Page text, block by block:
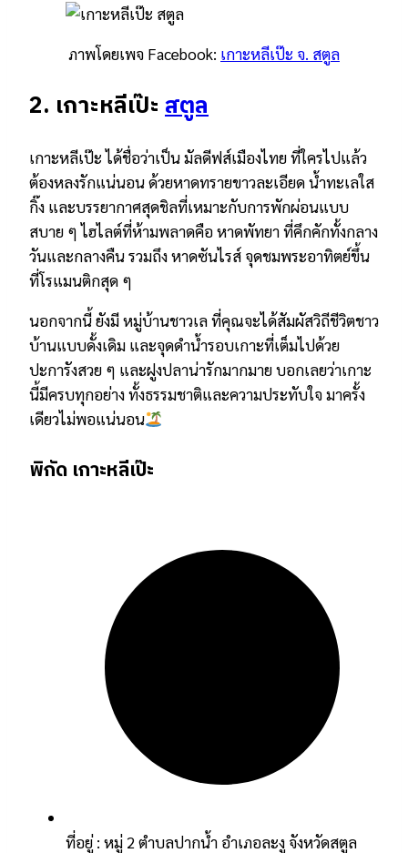
ภาพโดยเพจ Facebook: เกาะหลีเป๊ะ จ. สตูล
2. เกาะหลีเป๊ะสตูล
เกาะหลีเป๊ะ ได้ชื่อว่าเป็น มัลดีฟส์เมืองไทย ที่ใครไปแล้ว
ต้องหลงรักแน่นอน ด้วยหาดทรายขาวละเอียด น้ำทะเลใส
กิ๊ง และบรรยากาศสุดชิลที่เหมาะกับการพักผ่อนแบบ
สบาย ๆ ไฮไลต์ที่ห้ามพลาดคือ หาดพัทยา ที่คึกคักทั้งกลาง
วันและกลางคืน รวมถึง หาดซันไรส์ จุดชมพระอาทิตย์ขึ้น
ที่โรแมนติกสุด ๆ
นอกจากนี้ ยังมี หมู่บ้านชาวเล ที่คุณจะได้สัมผัสวิถีชีวิตชาว
บ้านแบบดั้งเดิม และจุดดำน้ำรอบเกาะที่เต็มไปด้วย
ปะการังสวย ๆ และฝูงปลาน่ารักมากมาย บอกเลยว่าเกาะ
นี้มีครบทุกอย่าง ทั้งธรรมชาติและความประทับใจ มาครั้ง
เดียวไม่พอแน่นอน
พิกัด เกาะหลีเป๊ะ
ที่อยู่ : หมู่ 2 ตำบลปากน้ำ อำเภอละงู จังหวัดสตูล